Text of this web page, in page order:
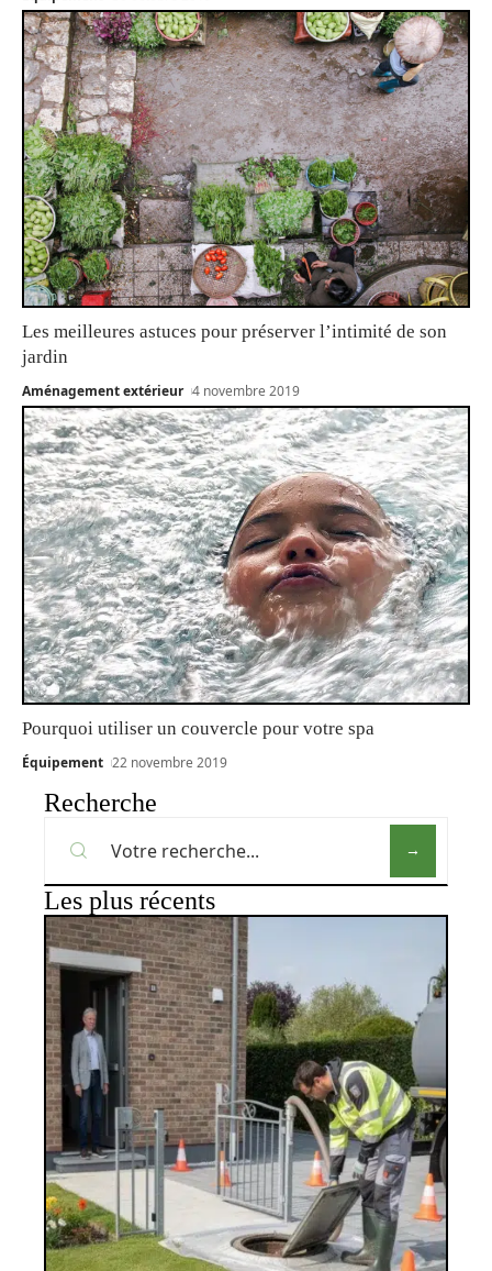
Les meilleures astuces pour préserver l’intimité de son
jardin
Aménagement extérieur 4 novembre 2019
Pourquoi utiliser un couvercle pour votre spa
Équipement 22 novembre 2019
Recherche
Les plus récents